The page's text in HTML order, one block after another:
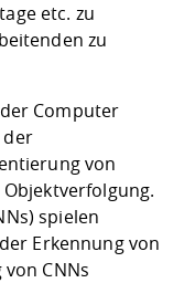
etc. zu
zu
Computer
der
von
spielen
Erkennung von
CNNs